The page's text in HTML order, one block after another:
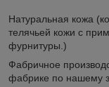
Натуральная кожа
телячьей кожи с
фурнитуры.)
Фабричное
фабрике по нашему